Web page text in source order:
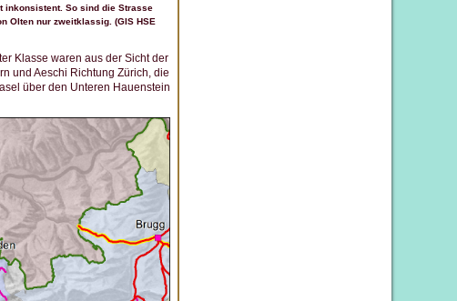
inkonsistent. So sind die Strasse
Olten nur zweitklassig. (GIS HSE
Klasse waren aus der Sicht der
und Aeschi Richtung Zürich, die
über den Unteren Hauenstein